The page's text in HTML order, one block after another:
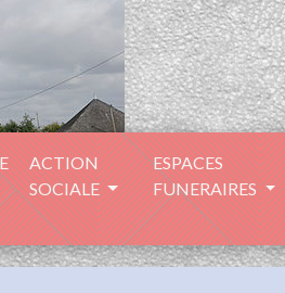
ACTION
SOCIALE
ESPACES
FUNERAIRES